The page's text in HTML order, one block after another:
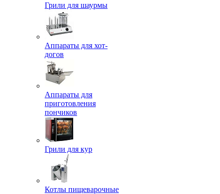
Грили для шаурмы
Аппараты для хот-
догов
Аппараты для
приготовления
пончиков
Грили для кур
Котлы пищеварочные